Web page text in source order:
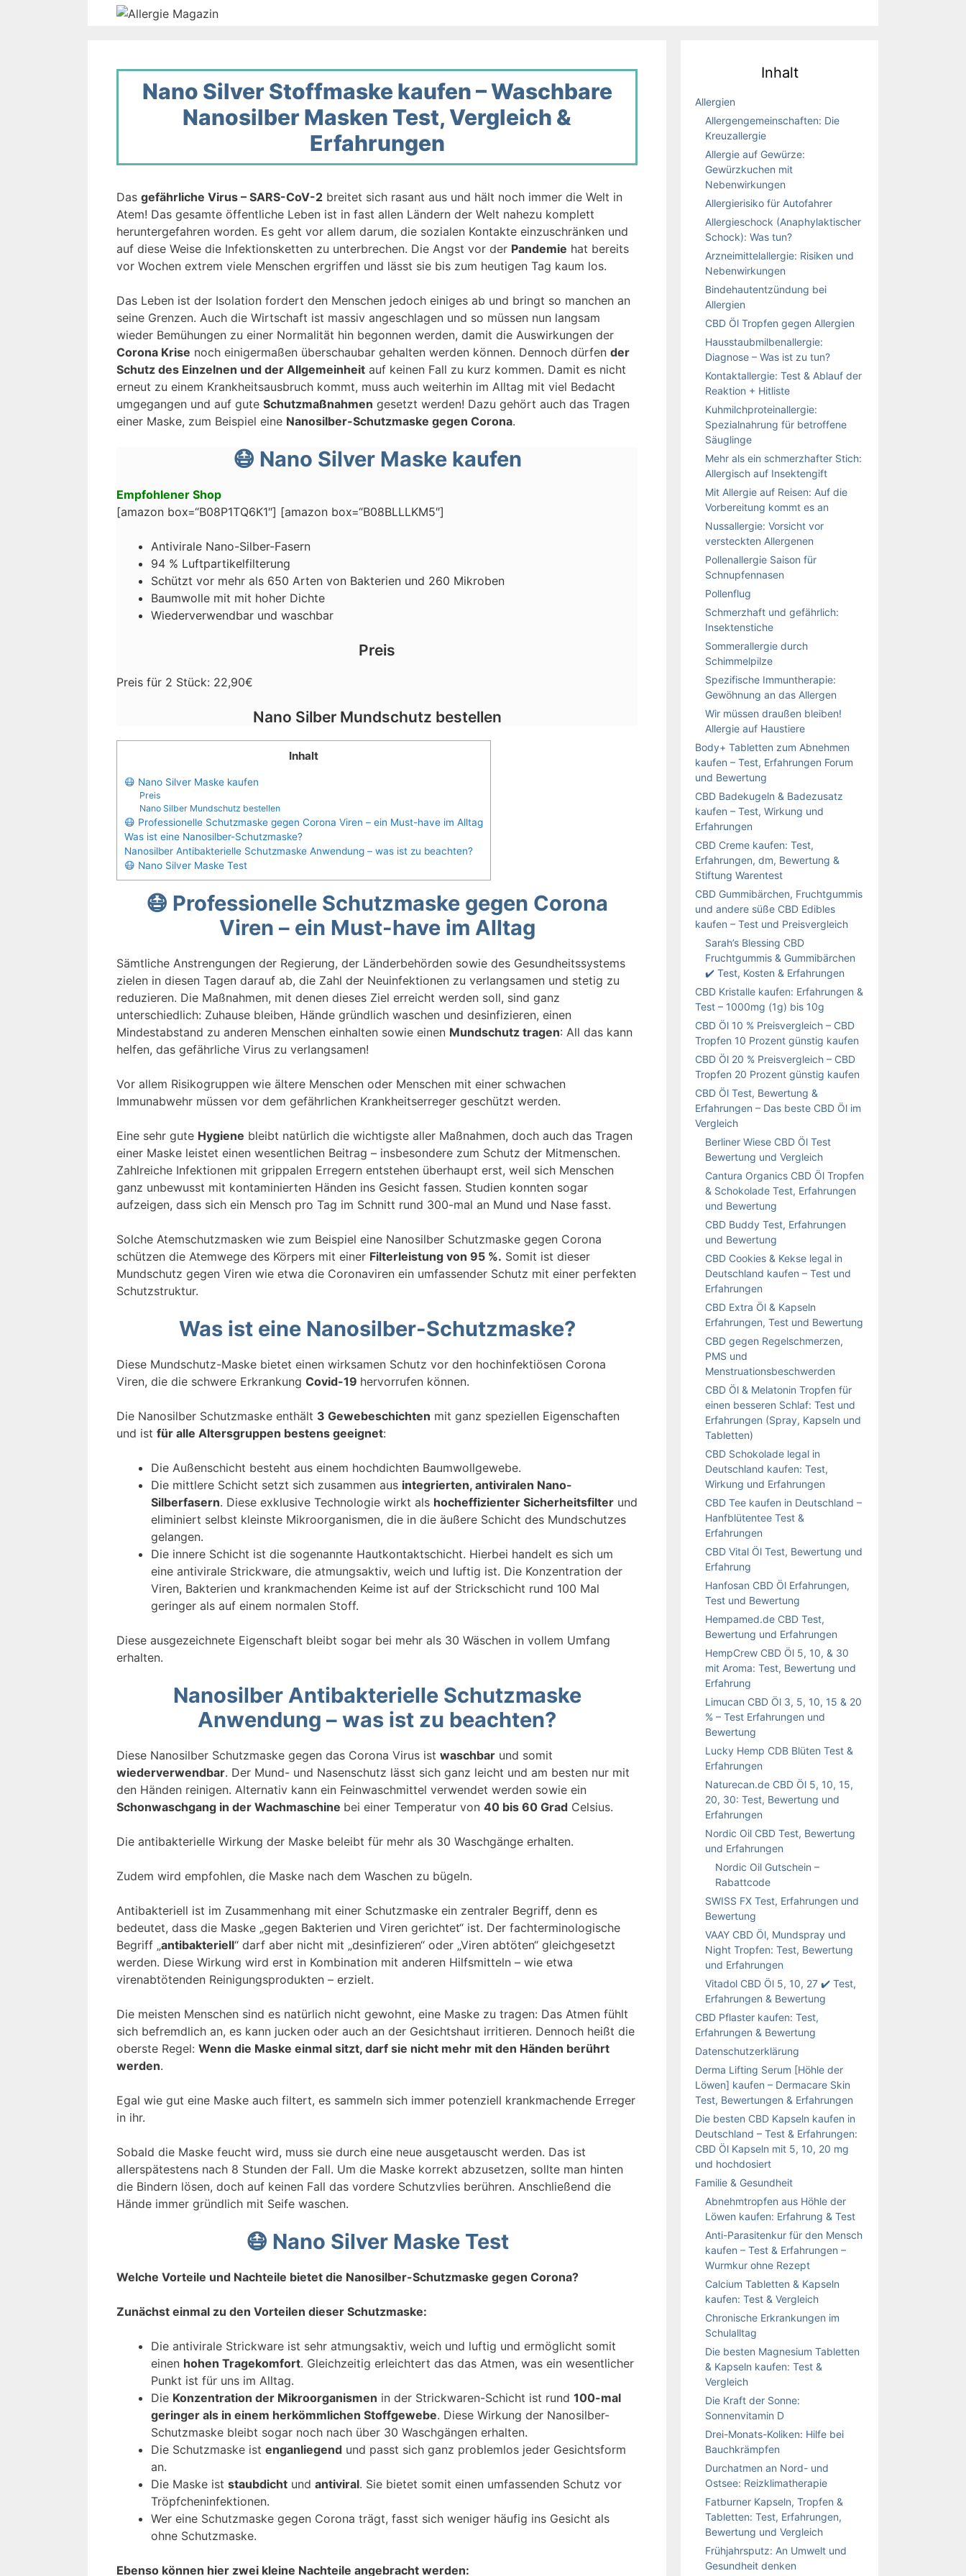
Nano Silver Stoffmaske kaufen – Waschbare
Nanosilber Masken Test, Vergleich &
Erfahrungen
Das gefährliche Virus – SARS-CoV-2 breitet sich rasant aus und hält noch immer die Welt in
Atem! Das gesamte öffentliche Leben ist in fast allen Ländern der Welt nahezu komplett
heruntergefahren worden. Es geht vor allem darum, die sozialen Kontakte einzuschränken und
auf diese Weise die Infektionsketten zu unterbrechen. Die Angst vor der Pandemie hat bereits
vor Wochen extrem viele Menschen ergriffen und lässt sie bis zum heutigen Tag kaum los.
Das Leben ist der Isolation fordert den Menschen jedoch einiges ab und bringt so manchen an
seine Grenzen. Auch die Wirtschaft ist massiv angeschlagen und so müssen nun langsam
wieder Bemühungen zu einer Normalität hin begonnen werden, damit die Auswirkungen der
Corona Krise noch einigermaßen überschaubar gehalten werden können. Dennoch dürfen der
Schutz des Einzelnen und der Allgemeinheit auf keinen Fall zu kurz kommen. Damit es nicht
erneut zu einem Krankheitsausbruch kommt, muss auch weiterhin im Alltag mit viel Bedacht
umgegangen und auf gute Schutzmaßnahmen gesetzt werden! Dazu gehört auch das Tragen
einer Maske, zum Beispiel eine Nanosilber-Schutzmaske gegen Corona.
😷 Nano Silver Maske kaufen
Empfohlener Shop
[amazon box=“B08P1TQ6K1″] [amazon box=“B08BLLLKM5″]
Antivirale Nano-Silber-Fasern
94 % Luftpartikelfilterung
Schützt vor mehr als 650 Arten von Bakterien und 260 Mikroben
Baumwolle mit mit hoher Dichte
Wiederverwendbar und waschbar
Preis
Preis für 2 Stück: 22,90€
Nano Silber Mundschutz bestellen
Inhalt
😷 Nano Silver Maske kaufen
Preis
Nano Silber Mundschutz bestellen
😷 Professionelle Schutzmaske gegen Corona Viren – ein Must-have im Alltag
Was ist eine Nanosilber-Schutzmaske?
Nanosilber Antibakterielle Schutzmaske Anwendung – was ist zu beachten?
😷 Nano Silver Maske Test
😷 Professionelle Schutzmaske gegen Corona
Viren – ein Must-have im Alltag
Sämtliche Anstrengungen der Regierung, der Länderbehörden sowie des Gesundheitssystems
zielen in diesen Tagen darauf ab, die Zahl der Neuinfektionen zu verlangsamen und stetig zu
reduzieren. Die Maßnahmen, mit denen dieses Ziel erreicht werden soll, sind ganz
unterschiedlich: Zuhause bleiben, Hände gründlich waschen und desinfizieren, einen
Mindestabstand zu anderen Menschen einhalten sowie einen Mundschutz tragen: All das kann
helfen, das gefährliche Virus zu verlangsamen!
Vor allem Risikogruppen wie ältere Menschen oder Menschen mit einer schwachen
Immunabwehr müssen vor dem gefährlichen Krankheitserreger geschützt werden.
Eine sehr gute Hygiene bleibt natürlich die wichtigste aller Maßnahmen, doch auch das Tragen
einer Maske leistet einen wesentlichen Beitrag – insbesondere zum Schutz der Mitmenschen.
Zahlreiche Infektionen mit grippalen Erregern entstehen überhaupt erst, weil sich Menschen
ganz unbewusst mit kontaminierten Händen ins Gesicht fassen. Studien konnten sogar
aufzeigen, dass sich ein Mensch pro Tag im Schnitt rund 300-mal an Mund und Nase fasst.
Solche Atemschutzmasken wie zum Beispiel eine Nanosilber Schutzmaske gegen Corona
schützen die Atemwege des Körpers mit einer Filterleistung von 95 %. Somit ist dieser
Mundschutz gegen Viren wie etwa die Coronaviren ein umfassender Schutz mit einer perfekten
Schutzstruktur.
Was ist eine Nanosilber-Schutzmaske?
Diese Mundschutz-Maske bietet einen wirksamen Schutz vor den hochinfektiösen Corona
Viren, die die schwere Erkrankung Covid-19 hervorrufen können.
Die Nanosilber Schutzmaske enthält 3 Gewebeschichten mit ganz speziellen Eigenschaften
und ist für alle Altersgruppen bestens geeignet:
Die Außenschicht besteht aus einem hochdichten Baumwollgewebe.
Die mittlere Schicht setzt sich zusammen aus integrierten, antiviralen Nano-
Silberfasern. Diese exklusive Technologie wirkt als hocheffizienter Sicherheitsfilter und
eliminiert selbst kleinste Mikroorganismen, die in die äußere Schicht des Mundschutzes
gelangen.
Die innere Schicht ist die sogenannte Hautkontaktschicht. Hierbei handelt es sich um
eine antivirale Strickware, die atmungsaktiv, weich und luftig ist. Die Konzentration der
Viren, Bakterien und krankmachenden Keime ist auf der Strickschicht rund 100 Mal
geringer als auf einem normalen Stoff.
Diese ausgezeichnete Eigenschaft bleibt sogar bei mehr als 30 Wäschen in vollem Umfang
erhalten.
Nanosilber Antibakterielle Schutzmaske
Anwendung – was ist zu beachten?
Diese Nanosilber Schutzmaske gegen das Corona Virus ist waschbar und somit
wiederverwendbar. Der Mund- und Nasenschutz lässt sich ganz leicht und am besten nur mit
den Händen reinigen. Alternativ kann ein Feinwaschmittel verwendet werden sowie ein
Schonwaschgang in der Wachmaschine bei einer Temperatur von 40 bis 60 Grad Celsius.
Die antibakterielle Wirkung der Maske beleibt für mehr als 30 Waschgänge erhalten.
Zudem wird empfohlen, die Maske nach dem Waschen zu bügeln.
Antibakteriell ist im Zusammenhang mit einer Schutzmaske ein zentraler Begriff, denn es
bedeutet, dass die Maske „gegen Bakterien und Viren gerichtet“ ist. Der fachterminologische
Begriff „antibakteriell“ darf aber nicht mit „desinfizieren“ oder „Viren abtöten“ gleichgesetzt
werden. Diese Wirkung wird erst in Kombination mit anderen Hilfsmitteln – wie etwa
virenabtötenden Reinigungsprodukten – erzielt.
Die meisten Menschen sind es natürlich nicht gewohnt, eine Maske zu tragen: Das Atmen fühlt
sich befremdlich an, es kann jucken oder auch an der Gesichtshaut irritieren. Dennoch heißt die
oberste Regel: Wenn die Maske einmal sitzt, darf sie nicht mehr mit den Händen berührt
werden.
Egal wie gut eine Maske auch filtert, es sammeln sich immer potenziell krankmachende Erreger
in ihr.
Sobald die Maske feucht wird, muss sie durch eine neue ausgetauscht werden. Das ist
allerspätestens nach 8 Stunden der Fall. Um die Maske korrekt abzusetzen, sollte man hinten
die Bindern lösen, doch auf keinen Fall das vordere Schutzvlies berühren. Anschließend die
Hände immer gründlich mit Seife waschen.
😷 Nano Silver Maske Test
Welche Vorteile und Nachteile bietet die Nanosilber-Schutzmaske gegen Corona?
Zunächst einmal zu den Vorteilen dieser Schutzmaske:
Die antivirale Strickware ist sehr atmungsaktiv, weich und luftig und ermöglicht somit
einen hohen Tragekomfort. Gleichzeitig erleichtert das das Atmen, was ein wesentlicher
Punkt ist für uns im Alltag.
Die Konzentration der Mikroorganismen in der Strickwaren-Schicht ist rund 100-mal
geringer als in einem herkömmlichen Stoffgewebe. Diese Wirkung der Nanosilber-
Schutzmaske bleibt sogar noch nach über 30 Waschgängen erhalten.
Die Schutzmaske ist enganliegend und passt sich ganz problemlos jeder Gesichtsform
an.
Die Maske ist staubdicht und antiviral. Sie bietet somit einen umfassenden Schutz vor
Tröpfcheninfektionen.
Wer eine Schutzmaske gegen Corona trägt, fasst sich weniger häufig ins Gesicht als
ohne Schutzmaske.
Ebenso können hier zwei kleine Nachteile angebracht werden:
Inhalt
Allergien
Allergengemeinschaften: Die
Kreuzallergie
Allergie auf Gewürze:
Gewürzkuchen mit
Nebenwirkungen
Allergierisiko für Autofahrer
Allergieschock (Anaphylaktischer
Schock): Was tun?
Arzneimittelallergie: Risiken und
Nebenwirkungen
Bindehautentzündung bei
Allergien
CBD Öl Tropfen gegen Allergien
Hausstaubmilbenallergie:
Diagnose – Was ist zu tun?
Kontaktallergie: Test & Ablauf der
Reaktion + Hitliste
Kuhmilchproteinallergie:
Spezialnahrung für betroffene
Säuglinge
Mehr als ein schmerzhafter Stich:
Allergisch auf Insektengift
Mit Allergie auf Reisen: Auf die
Vorbereitung kommt es an
Nussallergie: Vorsicht vor
versteckten Allergenen
Pollenallergie Saison für
Schnupfennasen
Pollenflug
Schmerzhaft und gefährlich:
Insektenstiche
Sommerallergie durch
Schimmelpilze
Spezifische Immuntherapie:
Gewöhnung an das Allergen
Wir müssen draußen bleiben!
Allergie auf Haustiere
Body+ Tabletten zum Abnehmen
kaufen – Test, Erfahrungen Forum
und Bewertung
CBD Badekugeln & Badezusatz
kaufen – Test, Wirkung und
Erfahrungen
CBD Creme kaufen: Test,
Erfahrungen, dm, Bewertung &
Stiftung Warentest
CBD Gummibärchen, Fruchtgummis
und andere süße CBD Edibles
kaufen – Test und Preisvergleich
Sarah’s Blessing CBD
Fruchtgummis & Gummibärchen
✔️ Test, Kosten & Erfahrungen
CBD Kristalle kaufen: Erfahrungen &
Test – 1000mg (1g) bis 10g
CBD Öl 10 % Preisvergleich – CBD
Tropfen 10 Prozent günstig kaufen
CBD Öl 20 % Preisvergleich – CBD
Tropfen 20 Prozent günstig kaufen
CBD Öl Test, Bewertung &
Erfahrungen – Das beste CBD Öl im
Vergleich
Berliner Wiese CBD Öl Test
Bewertung und Vergleich
Cantura Organics CBD Öl Tropfen
& Schokolade Test, Erfahrungen
und Bewertung
CBD Buddy Test, Erfahrungen
und Bewertung
CBD Cookies & Kekse legal in
Deutschland kaufen – Test und
Erfahrungen
CBD Extra Öl & Kapseln
Erfahrungen, Test und Bewertung
CBD gegen Regelschmerzen,
PMS und
Menstruationsbeschwerden
CBD Öl & Melatonin Tropfen für
einen besseren Schlaf: Test und
Erfahrungen (Spray, Kapseln und
Tabletten)
CBD Schokolade legal in
Deutschland kaufen: Test,
Wirkung und Erfahrungen
CBD Tee kaufen in Deutschland –
Hanfblütentee Test &
Erfahrungen
CBD Vital Öl Test, Bewertung und
Erfahrung
Hanfosan CBD Öl Erfahrungen,
Test und Bewertung
Hempamed.de CBD Test,
Bewertung und Erfahrungen
HempCrew CBD Öl 5, 10, & 30
mit Aroma: Test, Bewertung und
Erfahrung
Limucan CBD Öl 3, 5, 10, 15 & 20
% – Test Erfahrungen und
Bewertung
Lucky Hemp CDB Blüten Test &
Erfahrungen
Naturecan.de CBD Öl 5, 10, 15,
20, 30: Test, Bewertung und
Erfahrungen
Nordic Oil CBD Test, Bewertung
und Erfahrungen
Nordic Oil Gutschein –
Rabattcode
SWISS FX Test, Erfahrungen und
Bewertung
VAAY CBD Öl, Mundspray und
Night Tropfen: Test, Bewertung
und Erfahrungen
Vitadol CBD Öl 5, 10, 27 ✔️ Test,
Erfahrungen & Bewertung
CBD Pflaster kaufen: Test,
Erfahrungen & Bewertung
Datenschutzerklärung
Derma Lifting Serum [Höhle der
Löwen] kaufen – Dermacare Skin
Test, Bewertungen & Erfahrungen
Die besten CBD Kapseln kaufen in
Deutschland – Test & Erfahrungen:
CBD Öl Kapseln mit 5, 10, 20 mg
und hochdosiert
Familie & Gesundheit
Abnehmtropfen aus Höhle der
Löwen kaufen: Erfahrung & Test
Anti-Parasitenkur für den Mensch
kaufen – Test & Erfahrungen –
Wurmkur ohne Rezept
Calcium Tabletten & Kapseln
kaufen: Test & Vergleich
Chronische Erkrankungen im
Schulalltag
Die besten Magnesium Tabletten
& Kapseln kaufen: Test &
Vergleich
Die Kraft der Sonne:
Sonnenvitamin D
Drei-Monats-Koliken: Hilfe bei
Bauchkrämpfen
Durchatmen an Nord- und
Ostsee: Reizklimatherapie
Fatburner Kapseln, Tropfen &
Tabletten: Test, Erfahrungen,
Bewertung und Vergleich
Frühjahrsputz: An Umwelt und
Gesundheit denken